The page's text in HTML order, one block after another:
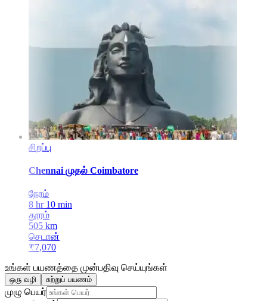
சிறப்பு
Chennai முதல் Coimbatore
நேரம்
8 hr 10 min
தூரம்
505 km
செடான்
₹7,070
உங்கள் பயணத்தை முன்பதிவு செய்யுங்கள்
ஒரு வழி சுற்றுப் பயணம்
முழு பெயர்